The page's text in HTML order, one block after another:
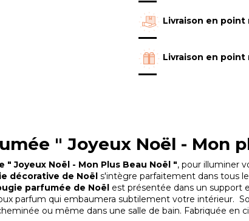
Livraison en point
Livraison en
" Joyeux Noël - Mon
" Joyeux Noël - Mon Plus Beau Noël ", pour illuminer
décorative de Noël s'intègre parfaitement dans tous
parfumée de Noël est présentée dans un support
parfum qui embaumera subtilement votre intérieur.
ou même dans une salle de bain. Fabriquée en